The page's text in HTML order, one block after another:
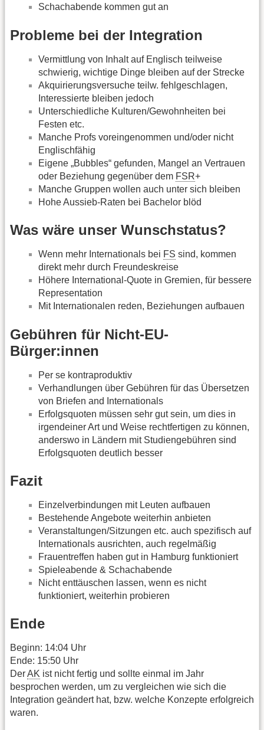
Schachabende kommen gut an
Probleme bei der Integration
Vermittlung von Inhalt auf Englisch teilweise
schwierig, wichtige Dinge bleiben auf der Strecke
Akquirierungsversuche teilw. fehlgeschlagen,
Interessierte bleiben jedoch
Unterschiedliche Kulturen/Gewohnheiten bei
Festen etc.
Manche Profs voreingenommen und/oder nicht
Englischfähig
Eigene „Bubbles“ gefunden, Mangel an Vertrauen
oder Beziehung gegenüber dem FSR+
Manche Gruppen wollen auch unter sich bleiben
Hohe Aussieb-Raten bei Bachelor blöd
Was wäre unser Wunschstatus?
Wenn mehr Internationals bei FS sind, kommen
direkt mehr durch Freundeskreise
Höhere International-Quote in Gremien, für bessere
Representation
Mit Internationalen reden, Beziehungen aufbauen
Gebühren für Nicht-EU-
Bürger:innen
Per se kontraproduktiv
Verhandlungen über Gebühren für das Übersetzen
von Briefen and Internationals
Erfolgsquoten müssen sehr gut sein, um dies in
irgendeiner Art und Weise rechtfertigen zu können,
anderswo in Ländern mit Studiengebühren sind
Erfolgsquoten deutlich besser
Fazit
Einzelverbindungen mit Leuten aufbauen
Bestehende Angebote weiterhin anbieten
Veranstaltungen/Sitzungen etc. auch spezifisch auf
Internationals ausrichten, auch regelmäßig
Frauentreffen haben gut in Hamburg funktioniert
Spieleabende & Schachabende
Nicht enttäuschen lassen, wenn es nicht
funktioniert, weiterhin probieren
Ende
Beginn: 14:04 Uhr
Ende: 15:50 Uhr
DerAK ist nicht fertig und sollte einmal im Jahr
besprochen werden, um zu vergleichen wie sich die
Integration geändert hat, bzw. welche Konzepte erfolgreich
waren.